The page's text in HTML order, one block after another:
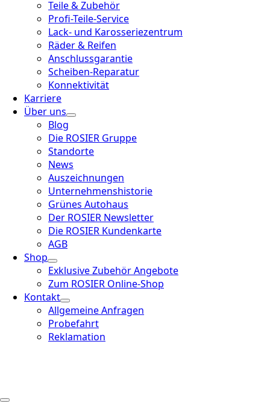
Teile & Zubehör
Profi-Teile-Service
Lack- und Karosseriezentrum
Räder & Reifen
Anschlussgarantie
Scheiben-Reparatur
Konnektivität
Karriere
Über uns
Blog
Die ROSIER Gruppe
Standorte
News
Auszeichnungen
Unternehmenshistorie
Grünes Autohaus
Der ROSIER Newsletter
Die ROSIER Kundenkarte
AGB
Shop
Exklusive Zubehör Angebote
Zum ROSIER Online-Shop
Kontakt
Allgemeine Anfragen
Probefahrt
Reklamation